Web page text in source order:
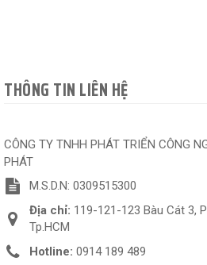
THÔNG TIN LIÊN HỆ
CÔNG TY TNHH PHÁT TRIỂN CÔNG
PHÁT
M.S.D.N: 0309515300
Địa chỉ: 119-121-123 Bàu Cát 3,
Tp.HCM
Hotline: 0914 189 489